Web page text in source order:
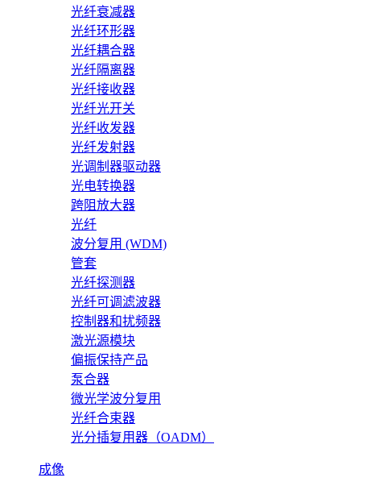
光纤衰减器
光纤环形器
光纤耦合器
光纤隔离器
光纤接收器
光纤光开关
光纤收发器
光纤发射器
光调制器驱动器
光电转换器
跨阻放大器
光纤
波分复用 (WDM)
管套
光纤探测器
光纤可调滤波器
控制器和扰频器
激光源模块
偏振保持产品
泵合器
微光学波分复用
光纤合束器
光分插复用器（OADM）
成像